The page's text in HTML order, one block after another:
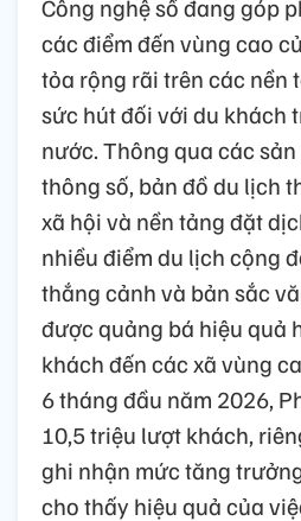
Công nghệ số đang góp
các điểm đến vùng cao
tỏa rộng rãi trên các nền
sức hút đối với du khách
nước. Thông qua các
thông số, bản đồ du lịch
xã hội và nền tảng đặt
nhiều điểm du lịch cộng
thắng cảnh và bản sắc
được quảng bá hiệu quả
khách đến các xã vùng
6 tháng đầu năm 2026,
10,5 triệu lượt khách,
ghi nhận mức tăng
cho thấy hiệu quả của